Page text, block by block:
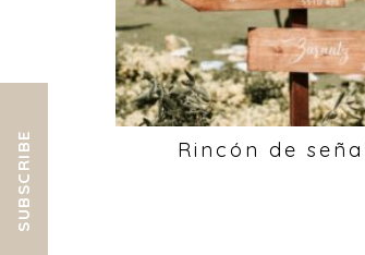
Rincón de
SUBSCRIBE